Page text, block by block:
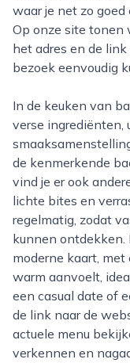
waar je net zo
Op onze site tonen
het adres en de
bezoek eenvoudig
In de keuken van bao asian kitchen ligt de nadruk op
verse ingrediënten,
de kenmerkende
vind je er ook
lichte bites en
regelmatig, zodat
kunnen ontdekken.
moderne kaart,
warm aanvoelt,
een casual date of
de link naar de
actuele menu
verkennen en